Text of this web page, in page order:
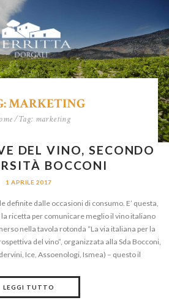
MARKETING
Tag: marketing
DEL VINO, SECONDO
BOCCONI
1 APRILE 2017
definite dalle occasioni di consumo. E’ questa,
ricetta per comunicare meglio il vino italiano
nella tavola rotonda “La via italiana per la
del vino”, organizzata alla Sda Bocconi,
Ice, Assoenologi, Ismea) – questo il
LEGGI TUTTO